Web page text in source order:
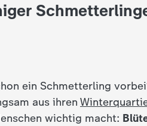
ein Schmetterling
aus ihren
wichtig macht: